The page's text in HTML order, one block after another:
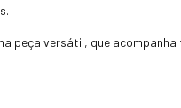
peça versátil, que